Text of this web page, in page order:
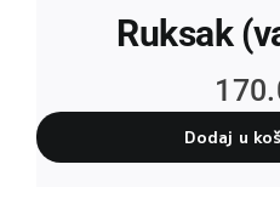
Ruksak
Dodaj u